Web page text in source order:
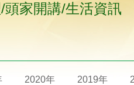
2020年 2019年
家開講/生活資訊